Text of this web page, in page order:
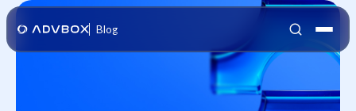
Blog